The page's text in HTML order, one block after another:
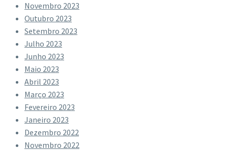
Novembro 2023
Outubro 2023
Setembro 2023
Julho 2023
Junho 2023
Maio 2023
Abril 2023
Março 2023
Fevereiro 2023
Janeiro 2023
Dezembro 2022
Novembro 2022